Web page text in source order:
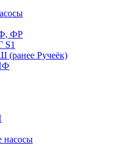
ФР
Ручеёк)
насосы